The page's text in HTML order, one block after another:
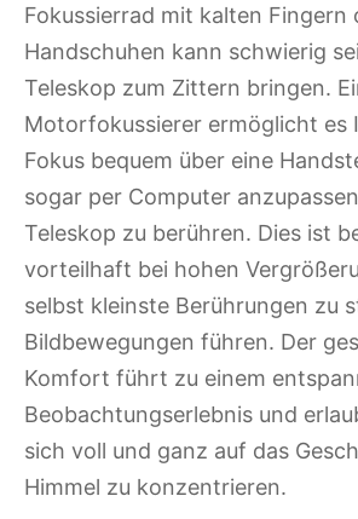
Fokussierrad mit kalten Fingern
Handschuhen kann schwierig
Teleskop zum Zittern bringen.
Motorfokussierer ermöglicht es
Fokus bequem über eine
sogar per Computer
Teleskop zu berühren. Dies ist
vorteilhaft bei hohen
selbst kleinste Berührungen zu
Bildbewegungen führen. Der
Komfort führt zu einem
Beobachtungserlebnis und
sich voll und ganz auf das
Himmel zu konzentrieren.